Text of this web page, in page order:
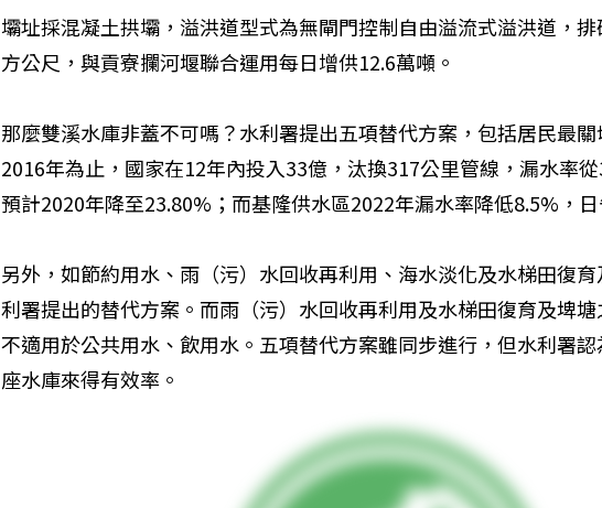
壩址採混凝土拱壩，溢洪道型式為無閘門控制自由溢流式溢洪道，
方公尺，與貢寮攔河堰聯合運用每日增供12.6萬噸。
那麼雙溪水庫非蓋不可嗎？水利署提出五項替代方案，包括居民最
2016年為止，國家在12年內投入33億，汰換317公里管線，漏水率
預計2020年降至23.80%；而基隆供水區2022年漏水率降低8.5%，日
另外，如節約用水、雨（污）水回收再利用、海水淡化及水梯田復
利署提出的替代方案。而雨（污）水回收再利用及水梯田復育及埤
不適用於公共用水、飲用水。五項替代方案雖同步進行，但水利署
座水庫來得有效率。